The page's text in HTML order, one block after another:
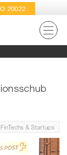
20022
FinTechs & Startups